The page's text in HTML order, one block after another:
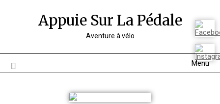
Appuie Sur La Pédale
Aventure à vélo
Menu